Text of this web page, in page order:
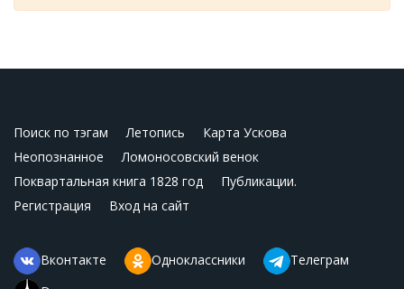
Поиск по тэгам Летопись
Карта Ускова
Неопознанное
Ломоносовский венок
Поквартальная книга 1828 год
Публикации.
Регистрация
Вход на сайт
Вконтакте Одноклассники
Телеграм